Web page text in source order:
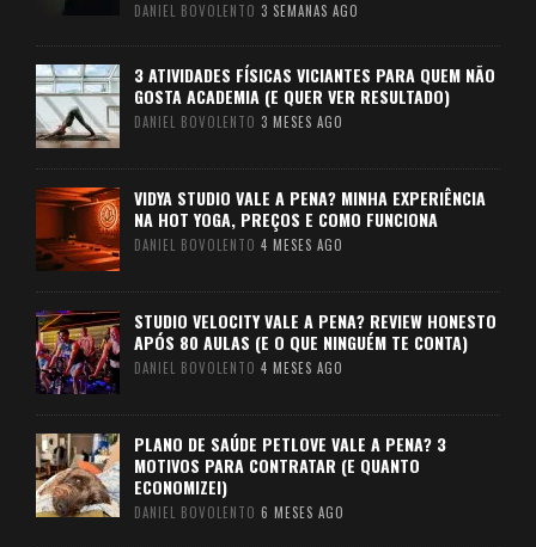
DANIEL BOVOLENTO 3 SEMANAS AGO
3 ATIVIDADES FÍSICAS VICIANTES PARA QUEM NÃO
GOSTA ACADEMIA (E QUER VER RESULTADO)
DANIEL BOVOLENTO 3 MESES AGO
VIDYA STUDIO VALE A PENA? MINHA EXPERIÊNCIA
NA HOT YOGA, PREÇOS E COMO FUNCIONA
DANIEL BOVOLENTO 4 MESES AGO
STUDIO VELOCITY VALE A PENA? REVIEW HONESTO
APÓS 80 AULAS (E O QUE NINGUÉM TE CONTA)
DANIEL BOVOLENTO 4 MESES AGO
PLANO DE SAÚDE PETLOVE VALE A PENA? 3
MOTIVOS PARA CONTRATAR (E QUANTO
ECONOMIZEI)
DANIEL BOVOLENTO 6 MESES AGO